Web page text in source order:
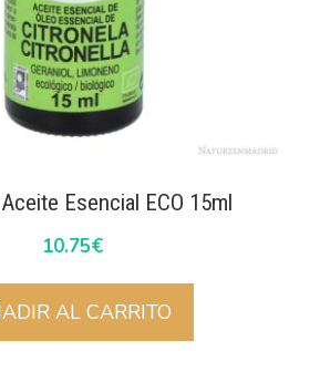
Esencial ECO 15ml
10.75€
AL CARRITO